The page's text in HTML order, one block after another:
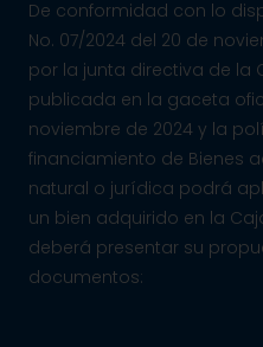
De conformidad con lo
No. 07/2024 del 20 de
por la junta directiva de la
publicada en la gaceta
noviembre de 2024 y la
financiamiento de Bienes
natural o jurídica podrá
un bien adquirido en la
deberá presentar su
documentos: